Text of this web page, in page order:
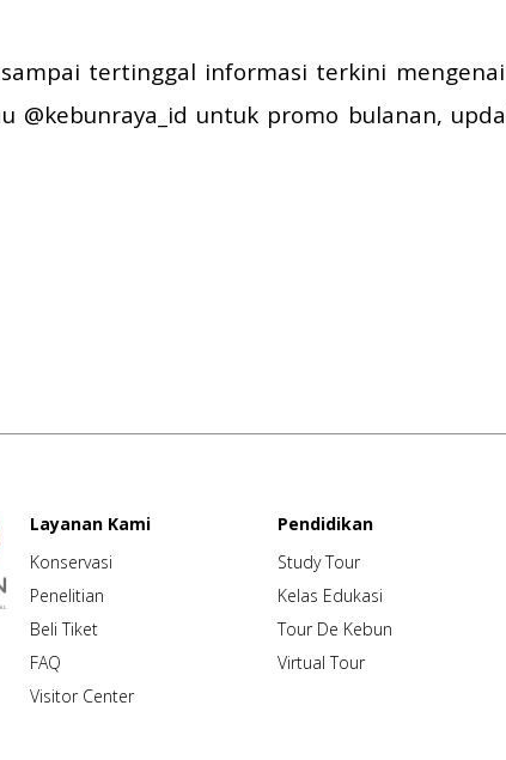
tertinggal informasi terkini
@kebunraya_id untuk promo bulanan,
Layanan Kami
Konservasi
Penelitian
Beli Tiket
FAQ
Visitor Center
Pendidikan
Study Tour
Kelas Edukasi
Tour De Kebun
Virtual Tour